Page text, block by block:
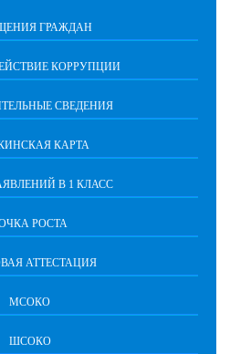
ГРАЖДАН
КОРРУПЦИИ
СВЕДЕНИЯ
КАРТА
В 1 КЛАСС
РОСТА
АТТЕСТАЦИЯ
МСОКО
ШСОКО